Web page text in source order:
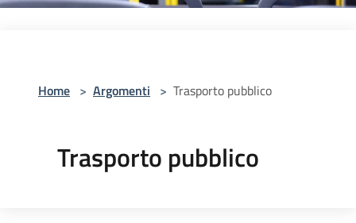
Home > Argomenti > Trasporto pubblico
Trasporto pubblico